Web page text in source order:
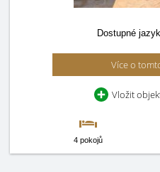
Dostupné
Více o
Vložit
4 pokojů